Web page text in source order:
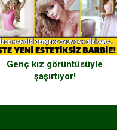
Genç kız görüntüsüyle
şaşırtıyor!